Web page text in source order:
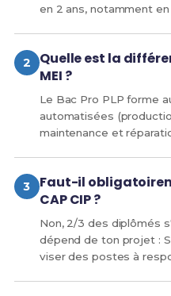
en 2 ans, notamment
Quelle est la
MEI ?
Le Bac Pro PLP forme
automatisées
maintenance et
Faut-il
CAP CIP ?
Non, 2/3 des diplômés
dépend de ton projet :
viser des postes à